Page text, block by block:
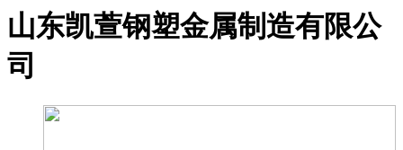
山东凯萱钢塑金属制造有限公
司